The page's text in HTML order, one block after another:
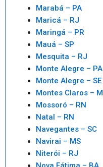
Marabá – PA
Maricá – RJ
Maringá – PR
Mauá – SP
Mesquita – RJ
Monte Alegre – PA
Monte Alegre – SE
Montes Claros –
Mossoró – RN
Natal – RN
Navegantes – SC
Navirai – MS
Niterói – RJ